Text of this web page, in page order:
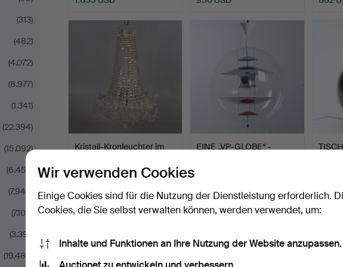
(313)
(482)
(4.072)
(8.977)
(1.341)
(22.394)
(15.092)
(6.453)
(7.940)
(7.100)
(3.391)
(19.480)
Kristall-Kronleuchter im
Beendet 17. Jun 2025
844 USD
EINE „VP-GLOBE“ -
844 USD 835
Wir verwenden Cookies
Einige Cookies sind für die Nutzung der Dienstleistung erforderlich.
Cookies, die Sie selbst verwalten können, werden verwendet, um:
Inhalte und Funktionen an Ihre Nutzung der Website anzupassen.